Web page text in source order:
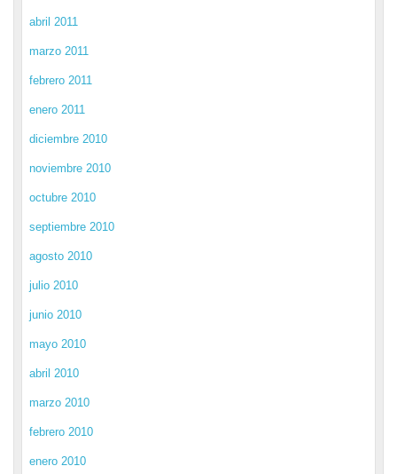
abril 2011
marzo 2011
febrero 2011
enero 2011
diciembre 2010
noviembre 2010
octubre 2010
septiembre 2010
agosto 2010
julio 2010
junio 2010
mayo 2010
abril 2010
marzo 2010
febrero 2010
enero 2010